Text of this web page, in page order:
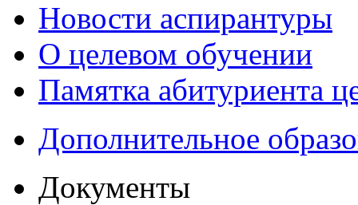
Новости аспирантуры
О целевом обучении
Памятка абитуриента
Дополнительное
Документы